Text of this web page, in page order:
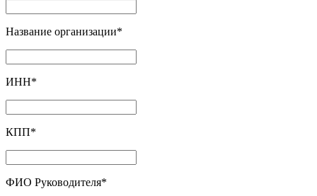
Название организации*
ИНН*
КПП*
ФИО Руководителя*